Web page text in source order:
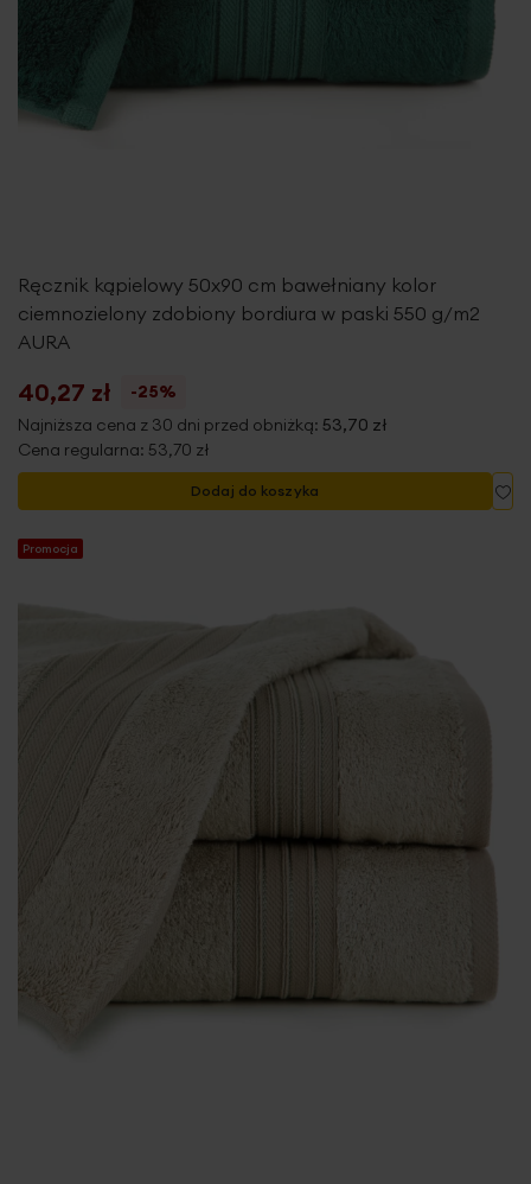
Ręcznik kąpielowy 50x90 cm bawełniany kolor
ciemnozielony zdobiony bordiura w paski 550 g/m2
AURA
40,27 zł
-25%
Najniższa cena z 30 dni przed obniżką: 53,70 zł
Cena regularna: 53,70 zł
Dodaj do koszyka
Promocja